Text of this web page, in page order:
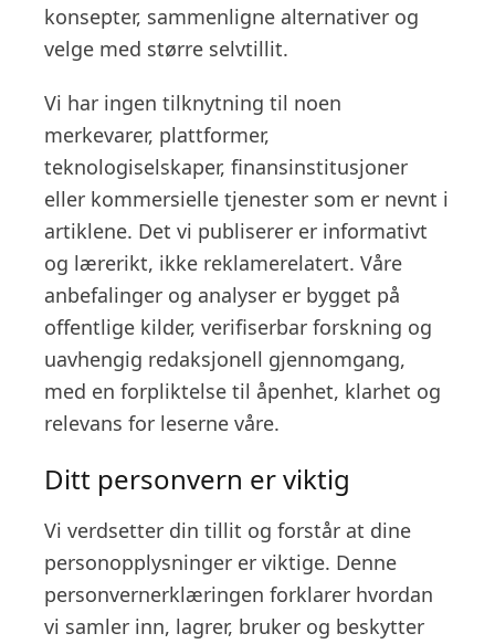
konsepter, sammenligne alternativer og
velge med større selvtillit.
Vi har ingen tilknytning til noen
merkevarer, plattformer,
teknologiselskaper, finansinstitusjoner
eller kommersielle tjenester som er nevnt i
artiklene. Det vi publiserer er informativt
og lærerikt, ikke reklamerelatert. Våre
anbefalinger og analyser er bygget på
offentlige kilder, verifiserbar forskning og
uavhengig redaksjonell gjennomgang,
med en forpliktelse til åpenhet, klarhet og
relevans for leserne våre.
Ditt personvern er viktig
Vi verdsetter din tillit og forstår at dine
personopplysninger er viktige. Denne
personvernerklæringen forklarer hvordan
vi samler inn, lagrer, bruker og beskytter